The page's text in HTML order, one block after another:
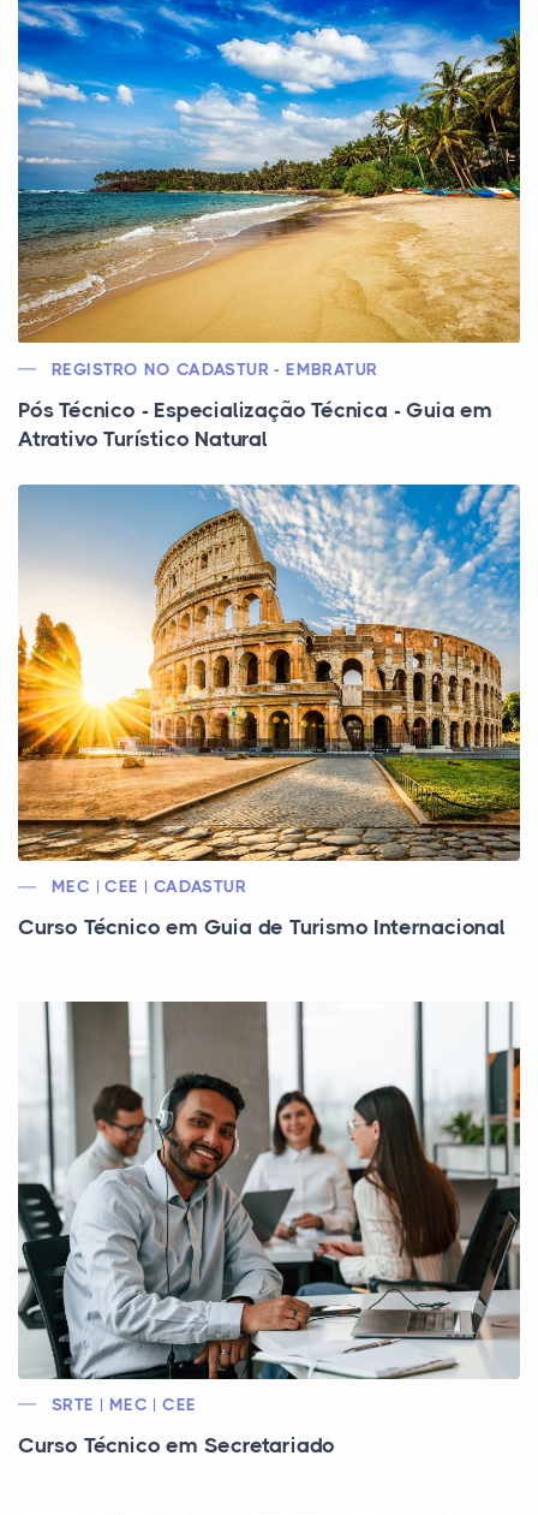
REGISTRO NO CADASTUR - EMBRATUR
Pós Técnico - Especialização Técnica - Guia em
Atrativo Turístico Natural
MEC | CEE | CADASTUR
Curso Técnico em Guia de Turismo Internacional
SRTE | MEC | CEE
Curso Técnico em Secretariado